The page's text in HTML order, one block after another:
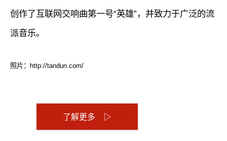
创作了互联网交响曲第一号“英雄”，并致力于广泛的流
派音乐。
照片：http://tandun.com/
了解更多 ▷